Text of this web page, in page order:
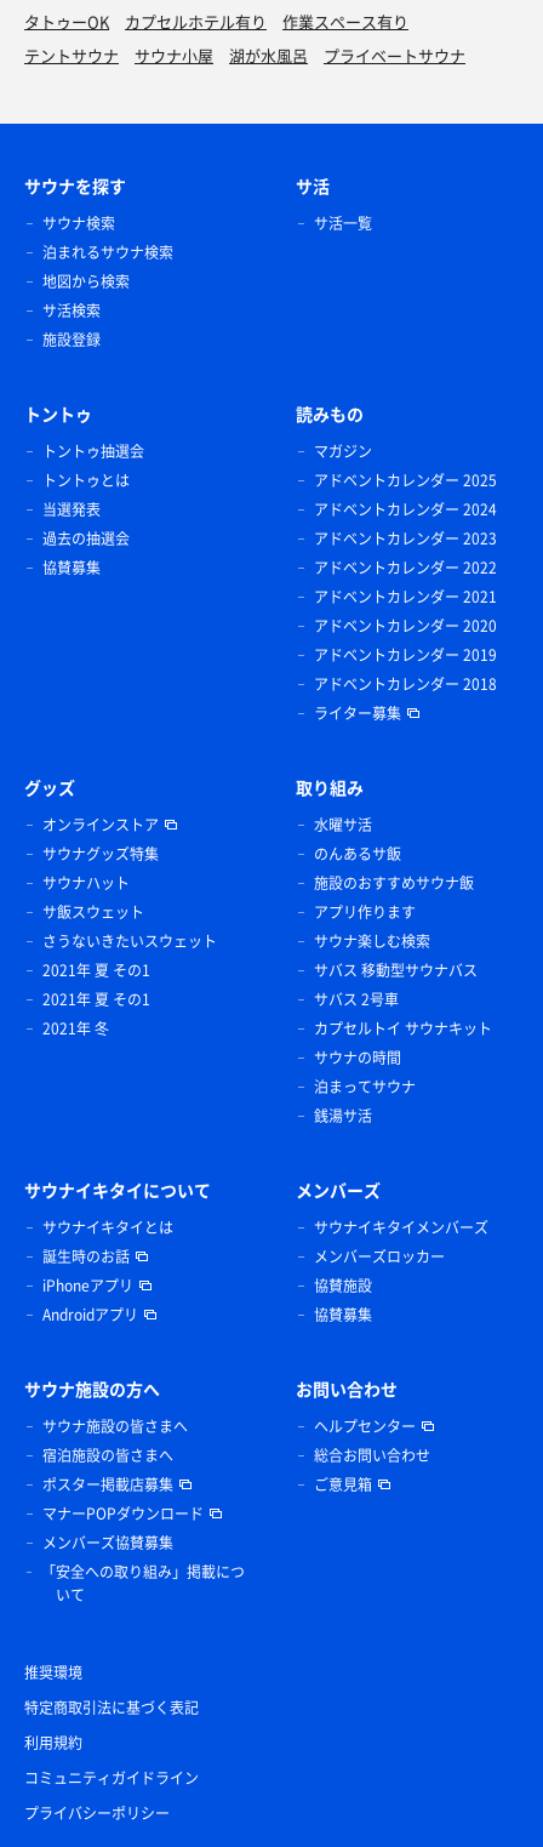
タトゥーOK
カプセルホテル有り
作業スペース有り
テントサウナ
サウナ小屋 湖が水風呂 プライベートサウナ
サウナを探す
サウナ検索
泊まれるサウナ検索
地図から検索
サ活検索
施設登録
サ活
サ活一覧
トントゥ
トントゥ抽選会
トントゥとは
当選発表
過去の抽選会
協賛募集
読みもの
マガジン
アドベントカレンダー 2025
アドベントカレンダー 2024
アドベントカレンダー 2023
アドベントカレンダー 2022
アドベントカレンダー 2021
アドベントカレンダー 2020
アドベントカレンダー 2019
アドベントカレンダー 2018
ライター募集
グッズ
オンラインストア
サウナグッズ特集
サウナハット
サ飯スウェット
さうないきたいスウェット
2021年 夏 その1
2021年 夏 その1
2021年 冬
取り組み
水曜サ活
のんあるサ飯
施設のおすすめサウナ飯
アプリ作ります
サウナ楽しむ検索
サバス 移動型サウナバス
サバス 2号車
カプセルトイ サウナキット
サウナの時間
泊まってサウナ
銭湯サ活
サウナイキタイについて
サウナイキタイとは
誕生時のお話
iPhoneアプリ
Androidアプリ
メンバーズ
サウナイキタイメンバーズ
メンバーズロッカー
協賛施設
協賛募集
サウナ施設の方へ
サウナ施設の皆さまへ
宿泊施設の皆さまへ
ポスター掲載店募集
マナーPOPダウンロード
メンバーズ協賛募集
「安全への取り組み」掲載につ
いて
お問い合わせ
ヘルプセンター
総合お問い合わせ
ご意見箱
推奨環境
特定商取引法に基づく表記
利用規約
コミュニティガイドライン
プライバシーポリシー